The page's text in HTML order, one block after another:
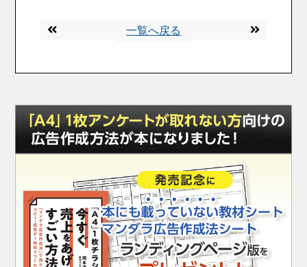
一覧へ戻る